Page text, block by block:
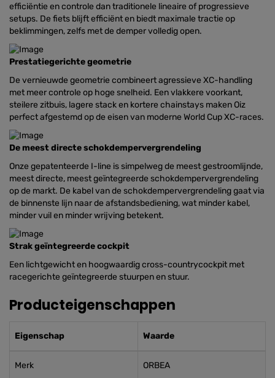
efficiëntie en controle dan traditionele lineaire of progressieve
setups. De fiets blijft efficiënt en biedt maximale tractie op
beklimmingen, zelfs met de demper volledig open.
Prestatiegerichte geometrie
De vernieuwde geometrie combineert agressieve XC-handling
met meer controle op hoge snelheid. Een vlakkere voorkant,
steilere zitbuis, lagere stack en kortere chainstays maken Oiz
perfect afgestemd op de eisen van moderne World Cup XC-races.
De meest directe schokdempervergrendeling
Onze gepatenteerde I-line is simpelweg de meest gestroomlijnde,
meest directe, meest geïntegreerde schokdempervergrendeling
op de markt. De kabel van de schokdempervergrendeling gaat via
de binnenste lijn naar de afstandsbediening, wat minder kabel,
minder vuil en minder wrijving betekent.
Strak geïntegreerde cockpit
Een lichtgewicht en hoogwaardig cross-countrycockpit met
racegerichte geïntegreerde stuurpen en stuur.
Producteigenschappen
Eigenschap Waarde
Merk ORBEA